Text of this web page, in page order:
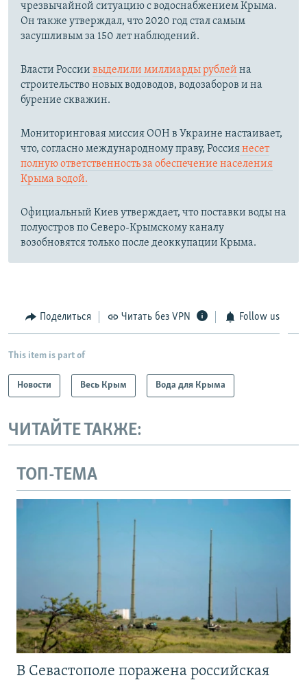
чрезвычайной ситуацию с водоснабжением Крыма.
Он также утверждал, что 2020 год стал самым
засушливым за 150 лет наблюдений.​
Власти России выделили миллиарды рублей на
строительство новых водоводов, водозаборов и на
бурение скважин.
Мониторинговая миссия ООН в Украине настаивает,
что, согласно международному праву, Россиянесет
полную ответственность за обеспечение населения
Крыма водой.
Официальный Киев утверждает, что поставки воды на
полуостров по Северо-Крымскому каналу
возобновятся только после деоккупации Крыма.
Поделиться Читать без VPN Follow us
This item is part of
Новости Весь Крым Вода для Крыма
ЧИТАЙТЕ ТАКЖЕ:
ТОП-ТЕМА
В Севастополе поражена российская